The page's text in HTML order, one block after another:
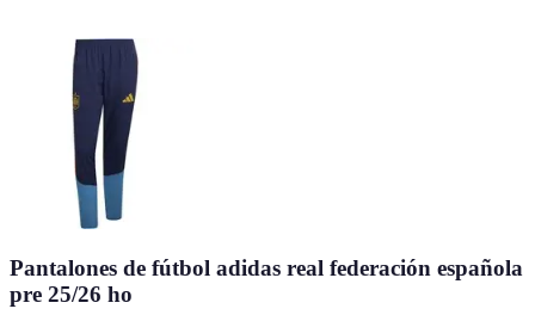
Pantalones de fútbol adidas real federación española
pre 25/26 ho